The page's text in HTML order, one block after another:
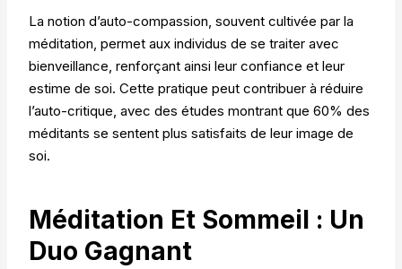
La notion d’auto-compassion, souvent cultivée par la
méditation, permet aux individus de se traiter avec
bienveillance, renforçant ainsi leur confiance et leur
estime de soi. Cette pratique peut contribuer à réduire
l’auto-critique, avec des études montrant que 60% des
méditants se sentent plus satisfaits de leur image de
soi.
Méditation Et Sommeil : Un
Duo Gagnant